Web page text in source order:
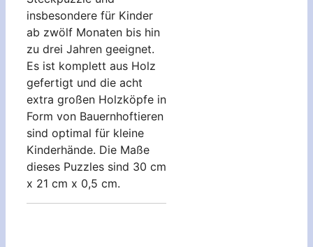
insbesondere für Kinder
ab zwölf Monaten bis hin
zu drei Jahren geeignet.
Es ist komplett aus Holz
gefertigt und die acht
extra großen Holzköpfe in
Form von Bauernhoftieren
sind optimal für kleine
Kinderhände. Die Maße
dieses Puzzles sind 30 cm
x 21 cm x 0,5 cm.